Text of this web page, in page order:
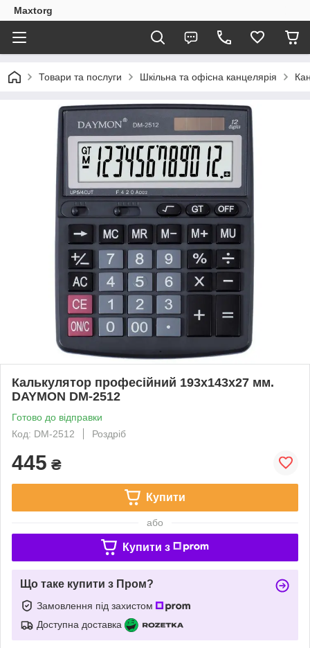
Maxtorg
Товари та послуги Шкільна та офісна канцелярія
Калькулятор професійний 193х143х27 мм.
DAYMON DM-2512
Готово до відправки
Код: DM-2512
Роздріб
445 ₴
Купити
або
Купити з
Що таке купити з Пром?
Замовлення під захистом
Доступна доставка